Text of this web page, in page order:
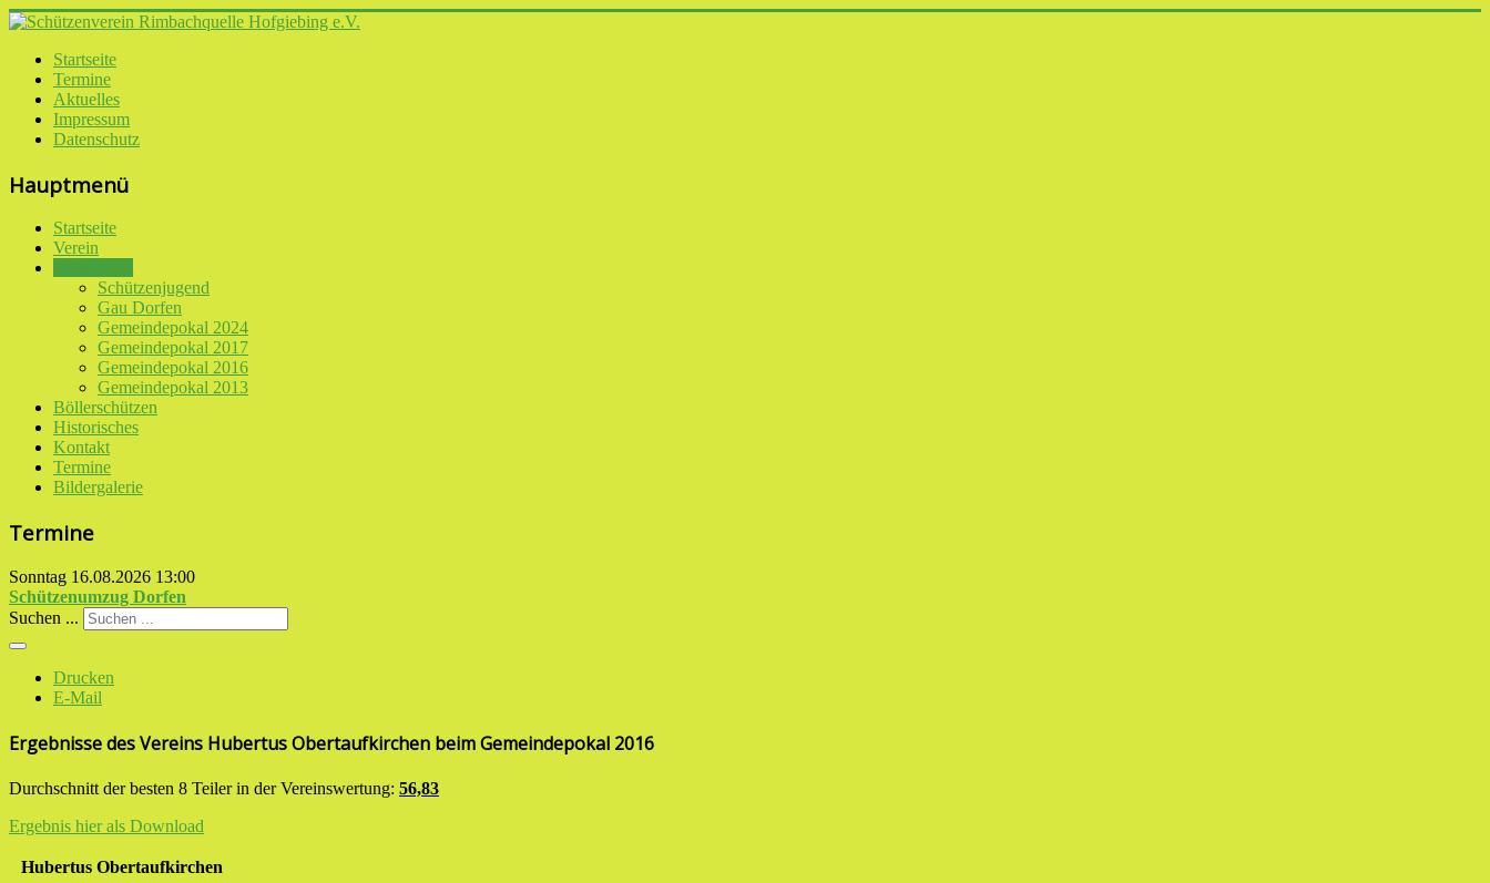
Startseite
Termine
Aktuelles
Impressum
Datenschutz
Hauptmenü
Startseite
Verein
Schützenjugend
Gau Dorfen
Gemeindepokal 2024
Gemeindepokal 2017
Gemeindepokal 2016
Gemeindepokal 2013
Böllerschützen
Historisches
Kontakt
Termine
Bildergalerie
Termine
Sonntag 16.08.2026 13:00
Schützenumzug Dorfen
Suchen ...
Drucken
E-Mail
Ergebnisse des Vereins Hubertus Obertaufkirchen beim Gemeindepokal 2016
Durchschnitt der besten 8 Teiler in der Vereinswertung: 56,83
Ergebnis hier als Download
Hubertus Obertaufkirchen